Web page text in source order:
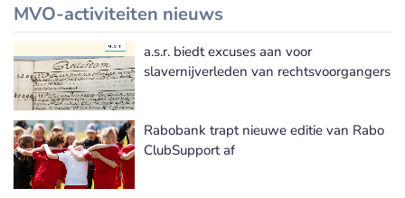
MVO-activiteiten nieuws
Meer MVO-activiteiten nieuws
a.s.r. biedt excuses aan voor
slavernijverleden van rechtsvoorgangers
Rabobank trapt nieuwe editie van Rabo
ClubSupport af